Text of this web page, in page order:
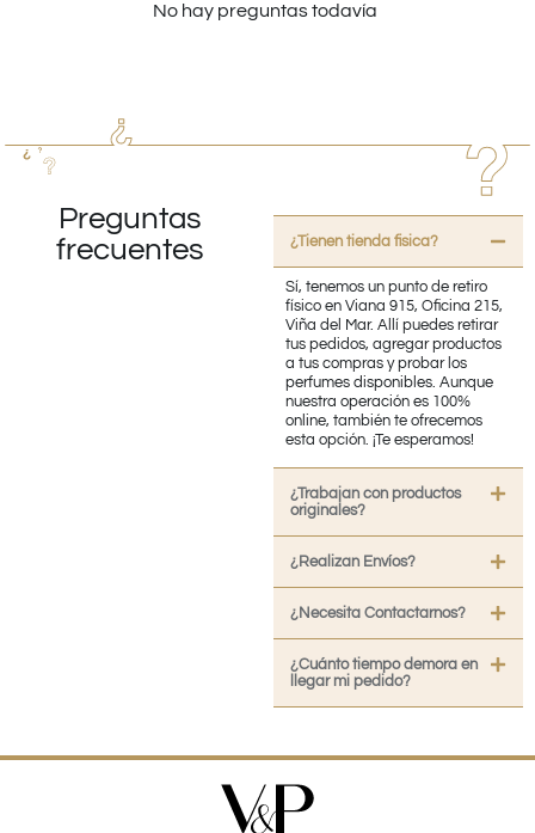
No hay preguntas todavía
Preguntas
frecuentes
¿Tienen tienda fisica?
Sí, tenemos un punto de retiro
físico en Viana 915, Oficina 215,
Viña del Mar. Allí puedes retirar
tus pedidos, agregar productos
a tus compras y probar los
perfumes disponibles. Aunque
nuestra operación es 100%
online, también te ofrecemos
esta opción. ¡Te esperamos!
¿Trabajan con productos
originales?
¿Realizan Envíos?
¿Necesita Contactarnos?
¿Cuánto tiempo demora en
llegar mi pedido?